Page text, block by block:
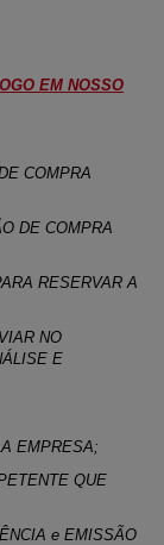
EM NOSSO
COMPRA
DE COMPRA
RESERVAR A
NO
E
EMPRESA;
QUE
e EMISSÃO